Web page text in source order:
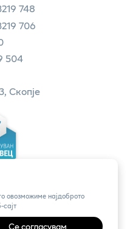
овозможиме најдоброто
Се согласувам
748
706
504
Скопје